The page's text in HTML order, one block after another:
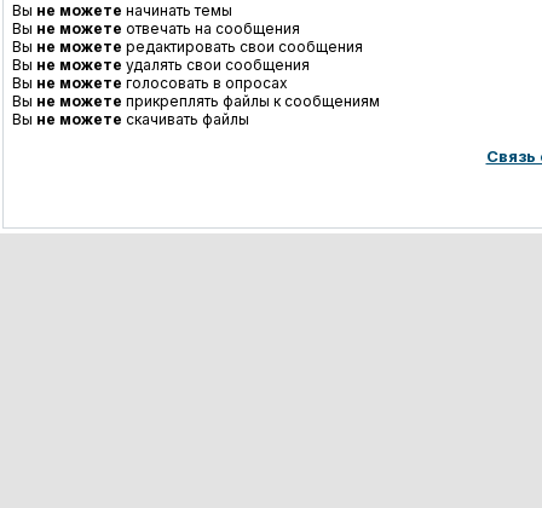
Вы не можете начинать темы
Вы не можете отвечать на сообщения
Вы не можете редактировать свои сообщения
Вы не можете удалять свои сообщения
Вы не можете голосовать в опросах
Вы не можете прикреплять файлы к сообщениям
Вы не можете скачивать файлы